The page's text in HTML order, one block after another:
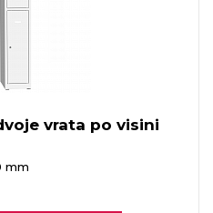
vrata po visini
mm